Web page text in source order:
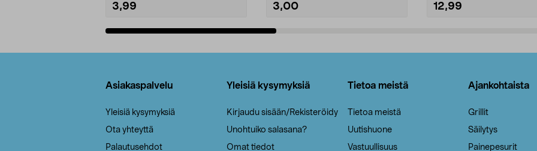
3,99 3,00 12,99
Asiakaspalvelu
Yleisiä kysymyksiä
Ota yhteyttä
Palautusehdot
Yleisiä kysymyksiä
Kirjaudu sisään/Rekisteröidy
Unohtuiko salasana?
Omat tiedot
Tietoa meistä
Tietoa meistä
Uutishuone
Vastuullisuus
Ajankohtaista
Grillit
Säilytys
Painepesurit